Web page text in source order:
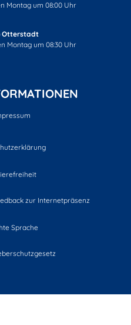
oder Schließzeiten auszublenden
Montag um 08:00 Uhr
Otterstadt
oder Schließzeiten auszublenden
Montag um 08:30 Uhr
zur Internetpräsenz
Sprache